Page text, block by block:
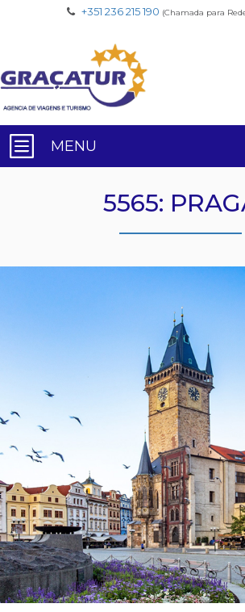
+351 236 215 190 (Chamada para
MENU
5565: